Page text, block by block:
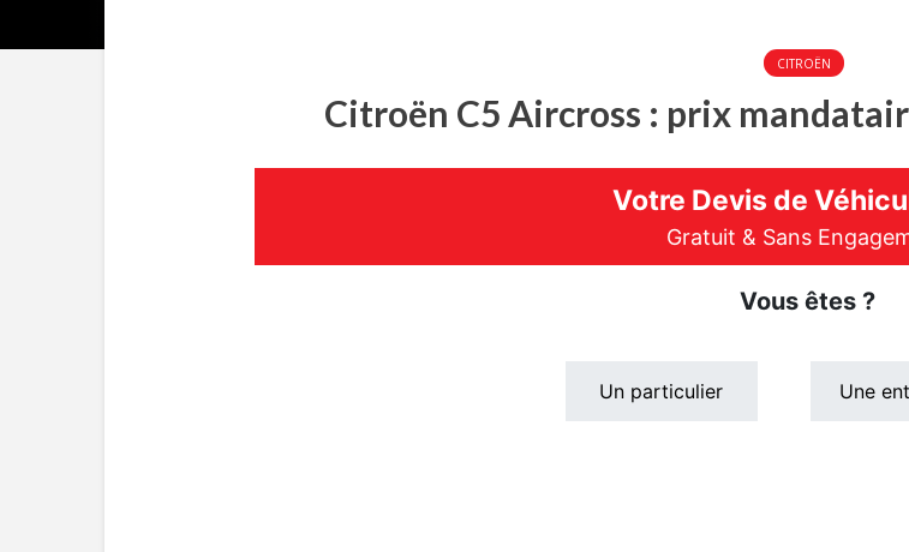
CITROËN
Citroën C5 Aircross : prix